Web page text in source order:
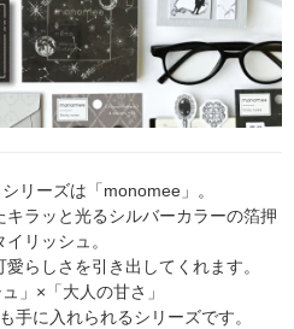
リーズは「monomee」。
ラッと光るシルバーカラーの箔押
イリッシュ。
らしさを引き出してくれます。
」×「大人の甘さ」
手に入れられるシリーズです。